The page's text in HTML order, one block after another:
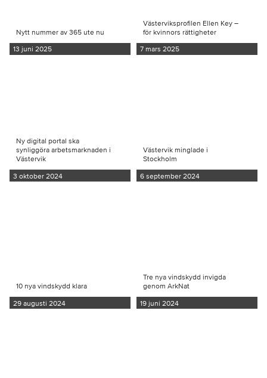
Nytt nummer av 365 ute nu
13 juni 2025
Västerviksprofilen Ellen Key –
för kvinnors rättigheter
7 mars 2025
Ny digital portal ska
synliggöra arbetsmarknaden i
Västervik
3 oktober 2024
Västervik minglade i
Stockholm
6 september 2024
10 nya vindskydd klara
29 augusti 2024
Tre nya vindskydd invigda
genom ArkNat
19 juni 2024